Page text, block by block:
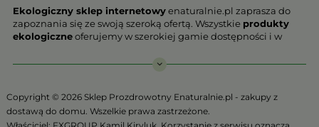
Ekologiczny sklep internetowyenaturalnie.pl zaprasza do
zapoznania się ze swoją szeroką ofertą. Wszystkie produkty
ekologiczneoferujemy w szerokiej gamie dostępności i w
ekologiczne charakteryzują się najwyższą jakością.
Państwu prezentujemy stawia na jakość i bezpieczeństwo
odżywiania. Jeśli chcesz zadbać o swoją zdrową przyszłość już
Copyright © 2026 Sklep Prozdrowotny Enaturalnie.pl - zakupy z
dostawą do domu. Wszelkie prawa zastrzeżone.